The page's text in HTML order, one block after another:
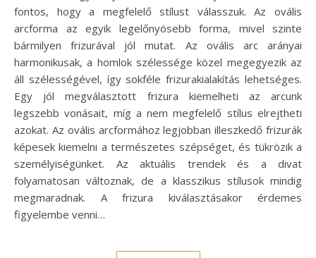
fontos, hogy a megfelelő stílust válasszuk. Az ovális
arcforma az egyik legelőnyösebb forma, mivel szinte
bármilyen frizurával jól mutat. Az ovális arc arányai
harmonikusak, a homlok szélessége közel megegyezik az
áll szélességével, így sokféle frizurakialakítás lehetséges.
Egy jól megválasztott frizura kiemelheti az arcunk
legszebb vonásait, míg a nem megfelelő stílus elrejtheti
azokat. Az ovális arcformához legjobban illeszkedő frizurák
képesek kiemelni a természetes szépséget, és tükrözik a
személyiségünket. Az aktuális trendek és a divat
folyamatosan változnak, de a klasszikus stílusok mindig
megmaradnak. A frizura kiválasztásakor érdemes
figyelembe venni…